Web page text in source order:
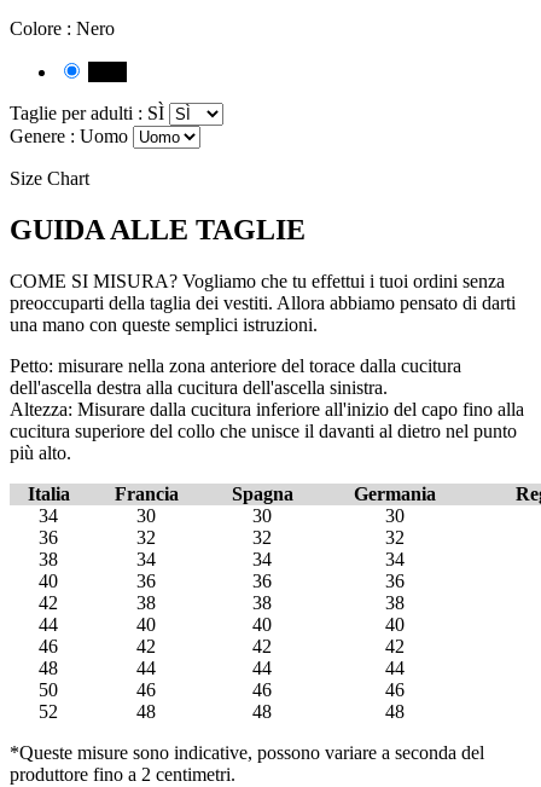
Colore : Nero
Taglie per adulti : SÌ
Genere : Uomo
Size Chart
GUIDA ALLE TAGLIE
COME SI MISURA? Vogliamo che tu effettui i tuoi ordini senza
preoccuparti della taglia dei vestiti. Allora abbiamo pensato di darti
una mano con queste semplici istruzioni.
Petto: misurare nella zona anteriore del torace dalla cucitura
dell'ascella destra alla cucitura dell'ascella sinistra.
Altezza: Misurare dalla cucitura inferiore all'inizio del capo fino alla
cucitura superiore del collo che unisce il davanti al dietro nel punto
più alto.
Italia
Francia Spagna Germania
34
30 30
30
36
32 32
32
38
34 34
34
40
36 36
36
42
38 38
38
44
40 40
40
46
42 42
42
48
44 44
44
50
46 46
46
52
48 48
48
*Queste misure sono indicative, possono variare a seconda del
produttore fino a 2 centimetri.